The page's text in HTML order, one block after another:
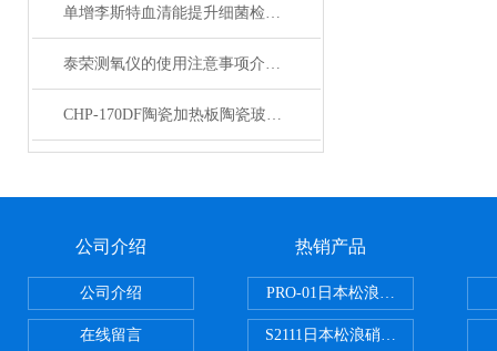
单增李斯特血清能提升细菌检测的精准性与效率
泰荣测氧仪的使用注意事项介绍及操作规程
CHP-170DF陶瓷加热板陶瓷玻璃面板有良好的耐热性・耐药品性
公司介绍
公司介绍
在线留言
热销产品
PRO-01日本松浪硝子玻璃制品载
S2111日本松浪硝子载玻片